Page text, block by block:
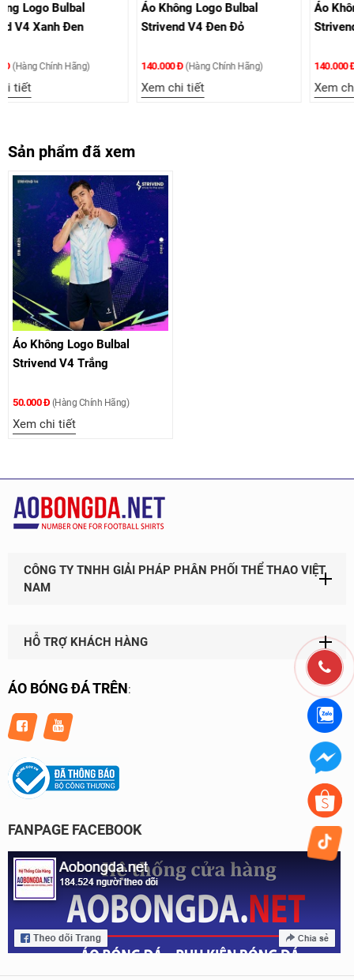
Áo Không Logo Bulbal
Strivend V4 Đen Đỏ
140.000 Đ(Hàng Chính Hãng)
Áo Không Logo Bulbal
Strivend V4 Xanh Lý
140.000 Đ(Hàng Chính Hãng)
Sản phẩm đã xem
Áo Không Logo Bulbal
Strivend V4 Trắng
50.000 Đ (Hàng Chính Hãng)
Xem chi tiết
CÔNG TY TNHH GIẢI PHÁP PHÂN PHỐI THỂ THAO VIỆT
NAM
HỖ TRỢ KHÁCH HÀNG
ÁO BÓNG ĐÁ TRÊN:
FANPAGE FACEBOOK